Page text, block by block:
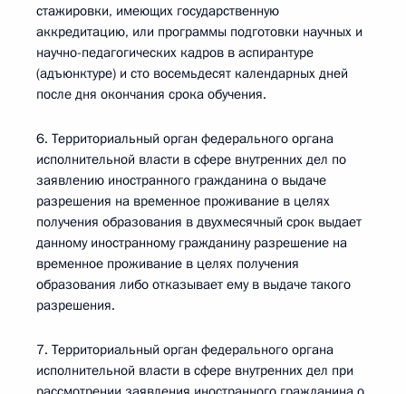
стажировки, имеющих государственную
аккредитацию, или программы подготовки научных и
научно-педагогических кадров в аспирантуре
(адъюнктуре) и сто восемьдесят календарных дней
после дня окончания срока обучения.
6. Территориальный орган федерального органа
исполнительной власти в сфере внутренних дел по
заявлению иностранного гражданина о выдаче
разрешения на временное проживание в целях
получения образования в двухмесячный срок выдает
данному иностранному гражданину разрешение на
временное проживание в целях получения
образования либо отказывает ему в выдаче такого
разрешения.
7. Территориальный орган федерального органа
исполнительной власти в сфере внутренних дел при